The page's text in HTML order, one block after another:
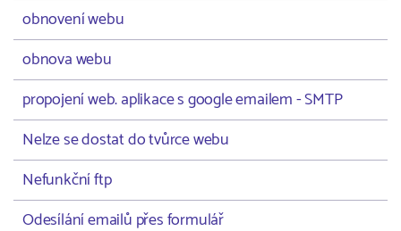
obnovení webu
obnova webu
propojení web. aplikace s google emailem - SMTP
Nelze se dostat do tvůrce webu
Nefunkční ftp
Odesílání emailů přes formulář